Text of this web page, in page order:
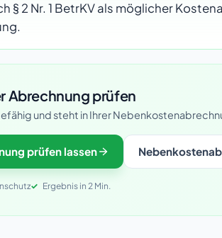
§ 2 Nr. 1 BetrKV als möglicher
Abrechnung prüfen
und steht in Ihrer
prüfen lassen
Ergebnis in 2 Min.